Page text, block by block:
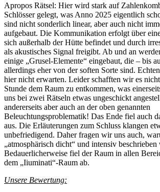
Apropos Rätsel: Hier wird stark auf
Schlösser gelegt, was Anno 2025 eigentlich
sind nicht sonderlich linear, aber auch nicht
aufgebaut. Die Kommunikation erfolgt über
sich außerhalb der Hütte befindet und durch
als akustisches Signal freigibt. Ab und an
einige „Grusel-Elemente“ eingebaut, die – bis
allerdings eher von der soften Sorte sind.
hier nicht erwarten. Leider schafften wir es
Stunde dem Raum zu entkommen, was
uns bei zwei Rätseln etwas ungeschickt
andererseits aber auch an der oben genannten
Beleuchtungsproblematik! Das Ende fiel auch
aus. Die Erläuterungen zum Schluss klangen
unbefriedigend. Daher fragen wir uns auch,
„atmosphärisch dicht“ und intensiv beschrieben
Bedauerlicherweise fiel der Raum in allen
dem „Iiuminati“-Raum ab.
Unsere Bewertung: